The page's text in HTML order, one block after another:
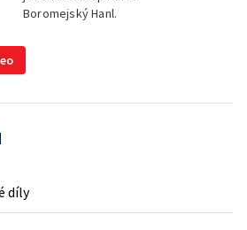
Boromejský Hanl.
díly